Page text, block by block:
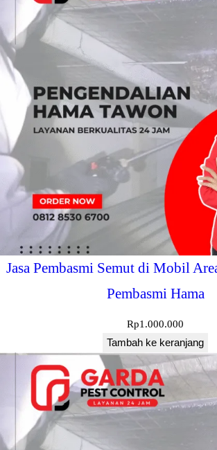
Jasa Pembasmi Semut di Mobil
Pembasmi Hama
Rp1.000.000
Tambah ke keranjang